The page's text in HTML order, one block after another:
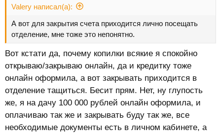
Valery написал(а):
А вот для закрытия счета приходится лично посещать
отделение, мне тоже это непонятно.
Вот кстати да, почему копилки всякие я спокойно
открываю/закрываю онлайн, да и кредитку тоже
онлайн оформила, а вот закрывать приходится в
отделение тащиться. Бесит прям. Нет, ну глупость
же, я на дачу 100 000 рублей онлайн оформила, и
оплачиваю так же и закрывать буду так же, все
необходимые документы есть в личном кабинете, а